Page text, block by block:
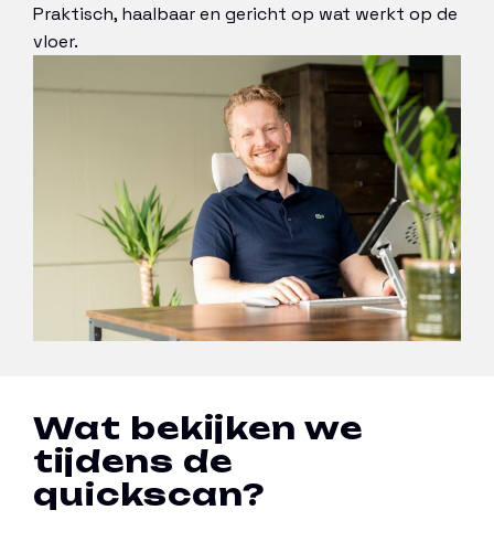
Praktisch, haalbaar en gericht op wat werkt op de
vloer.
Wat bekijken we
tijdens de
quickscan?